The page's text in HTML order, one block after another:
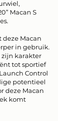
Macan S
deze Macan
in gebruik.
zijn karakter
tot sportief
Control
potentieel
deze Macan
komt